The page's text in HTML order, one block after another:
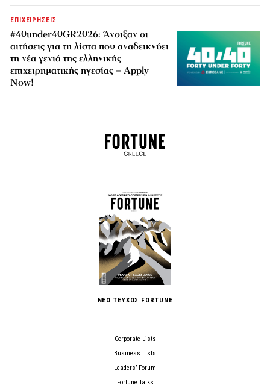
ΕΠΙΧΕΙΡΗΣΕΙΣ
#40under40GR2026: Άνοιξαν οι
αιτήσεις για τη λίστα που αναδεικνύει
τη νέα γενιά της ελληνικής
επιχειρηματικής ηγεσίας – Apply
Now!
ΝΕΟ ΤΕΥΧΟΣ FORTUNE
Corporate Lists
Business Lists
Leaders’ Forum
Fortune Talks